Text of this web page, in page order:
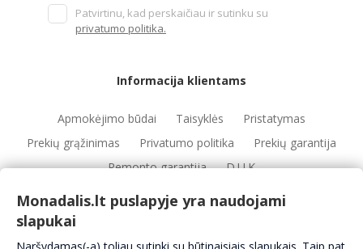
Patvirtinu, kad perskaičiau ir sutinku su
privatumo politika.
Informacija klientams
Apmokėjimo būdai Taisyklės
Pristatymas
Prekių grąžinimas
Privatumo politika
Prekių garantija
Remonto garantija
D.U.K
Monadalis.lt puslapyje yra naudojami
slapukai